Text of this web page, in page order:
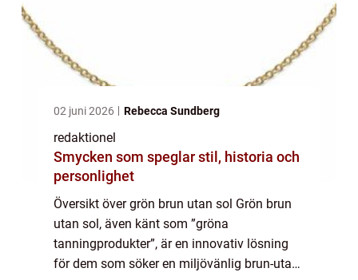
02 juni 2026 Rebecca Sundberg
redaktionel
Smycken som speglar stil, historia och
personlighet
Översikt över grön brun utan sol Grön brun
utan sol, även känt som ”gröna
tanningprodukter”, är en innovativ lösning
för dem som söker en miljövänlig brun-utan-